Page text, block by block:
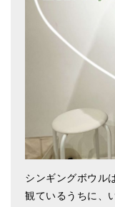
チベット・シンギ
新・鍛造スペシャル
マンダラ彫（黒・
人気の3点セット
お得なアマナマナ・
スティック・マレッ
シンギングボウル
観ているうちに、